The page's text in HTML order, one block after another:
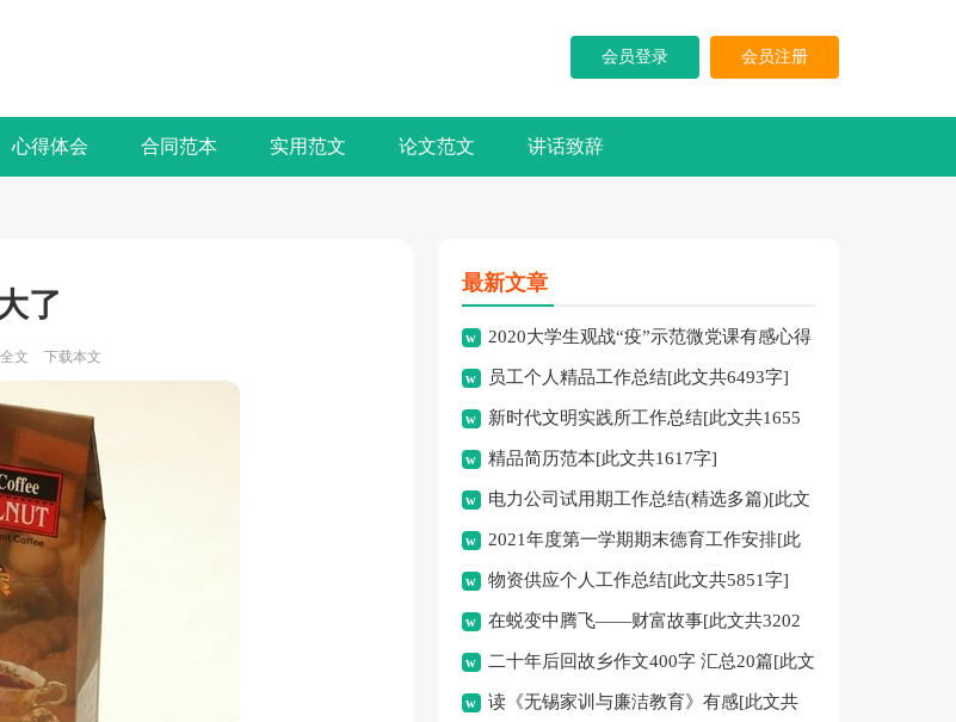
会员登录 会员注册
心得体会 合同范本 实用范文 论文范文 讲话致辞
了
文 下载本文
最新文章
2020大学生观战“疫”示范微党课有感心得
体会多篇[此文共4165字]
员工个人精品工作总结[此文共6493字]
新时代文明实践所工作总结[此文共1655
字] 精品简历范本[此文共1617字]
电力公司试用期工作总结(精选多篇)[此文
共13048字]
2021年度第一学期期末德育工作安排[此
文共352字]
物资供应个人工作总结[此文共5851字]
在蜕变中腾飞——财富故事[此文共3202
字] 二十年后回故乡作文400字 汇总20篇[此文
共9410字]
读《无锡家训与廉洁教育》有感[此文共